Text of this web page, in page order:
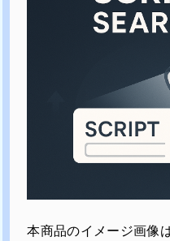
本商品のイメージ画像